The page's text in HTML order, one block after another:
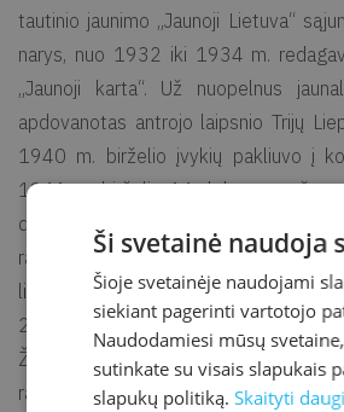
tautinio jaunimo „Jaunoji Lietuva“
narys, nuo 1932 iki 1934 m.
„Jaunoji karta“. Už nuopelnus
apdovanotas antrojo laipsnio Trijų
1940 m. birželio įvykių pakliuvo į
1941 m. birželio 14 d. kartu su
dukrele Aldona buvo suimtas.
rajonas, Sverdlovsko sritis, Rusija).
liaudies komisariato Ypatingojo
27 d. nuteistas mirti [5]. Sušaudytas
Žmona su dukra ištremtos į
rajonas, Altajaus kraštas, Rusija) [5].
Ši svetainė naudoja
Šioje svetainėje naudojami
siekiant pagerinti vartotojo
Naudodamiesi mūsų
sutinkate su visais slapukais
slapukų politiką.Skaityti